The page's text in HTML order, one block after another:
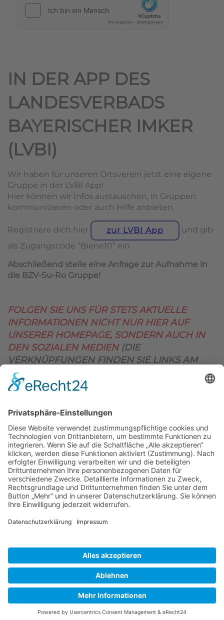
IN DER APP DES
LANDESVERBADS
BAYERISCHER IMKER
(LVBI)
Wir haben für unseren Ortsverein jetzt eine eigene
Gruppe in der LVBI App!
Hier können wir Infos austauschen, in Gruppen
kommunizieren oder auch Hilfe anbieten.
Registriere dich hier zur LVBI App
und gib
als Zugangscode “Biene10” ein.
Abschließend stelle eine Anfrage zur Aufnahme in
die BZV-Su-Ro Gruppe!
FOLGEN SIE UNS FÜR STETS AKTUELLE
INFORMATIONEN NICHT NUR HIER AUF
UNSERER HOMEPAGE, SONDERN AUCH IN
DEN SOZIALEN MEDIEN (DIE
VERKNÜPFUNGEN FINDEN SIE LINKS AM
OBEREN SEITENRAND)
BIENENZUCHTVEREIN SULZBACH-ROSENBERG
1871 E.V.
1. Vorsitzender
Matthias Bohmann
Siebeneichen 13
92237 Sulzbach-Rosenberg
E-Mail: vorstand@bienenzuchtverein-sulzbach-
Copyright © Bienenzuchtverein
Sulzbach-Rosenberg 1871 e.V.
Kontakt|Impressum|Datenschutzerklärung|
Cookie-Einstellungen